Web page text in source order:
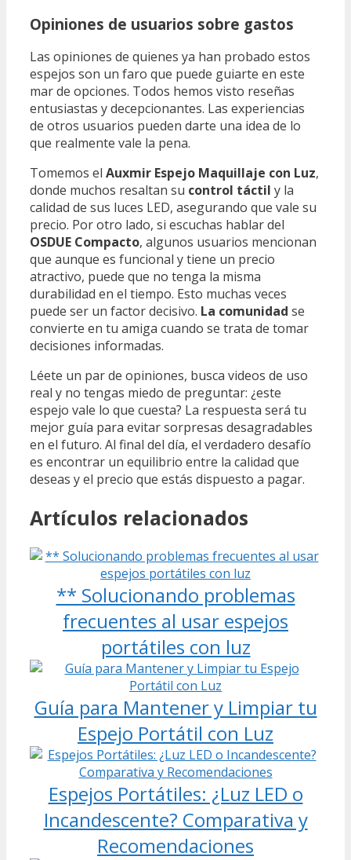
Opiniones de usuarios sobre gastos
Las opiniones de quienes ya han probado estos
espejos son un faro que puede guiarte en este
mar de opciones. Todos hemos visto reseñas
entusiastas y decepcionantes. Las experiencias
de otros usuarios pueden darte una idea de lo
que realmente vale la pena.
Tomemos el Auxmir Espejo Maquillaje con Luz,
donde muchos resaltan su control táctil y la
calidad de sus luces LED, asegurando que vale su
precio. Por otro lado, si escuchas hablar del
OSDUE Compacto, algunos usuarios mencionan
que aunque es funcional y tiene un precio
atractivo, puede que no tenga la misma
durabilidad en el tiempo. Esto muchas veces
puede ser un factor decisivo. La comunidad se
convierte en tu amiga cuando se trata de tomar
decisiones informadas.
Léete un par de opiniones, busca videos de uso
real y no tengas miedo de preguntar: ¿este
espejo vale lo que cuesta? La respuesta será tu
mejor guía para evitar sorpresas desagradables
en el futuro. Al final del día, el verdadero desafío
es encontrar un equilibrio entre la calidad que
deseas y el precio que estás dispuesto a pagar.
Artículos relacionados
** Solucionando problemas
frecuentes al usar espejos
portátiles con luz
Guía para Mantener y Limpiar tu
Espejo Portátil con Luz
Espejos Portátiles: ¿Luz LED o
Incandescente? Comparativa y
Recomendaciones